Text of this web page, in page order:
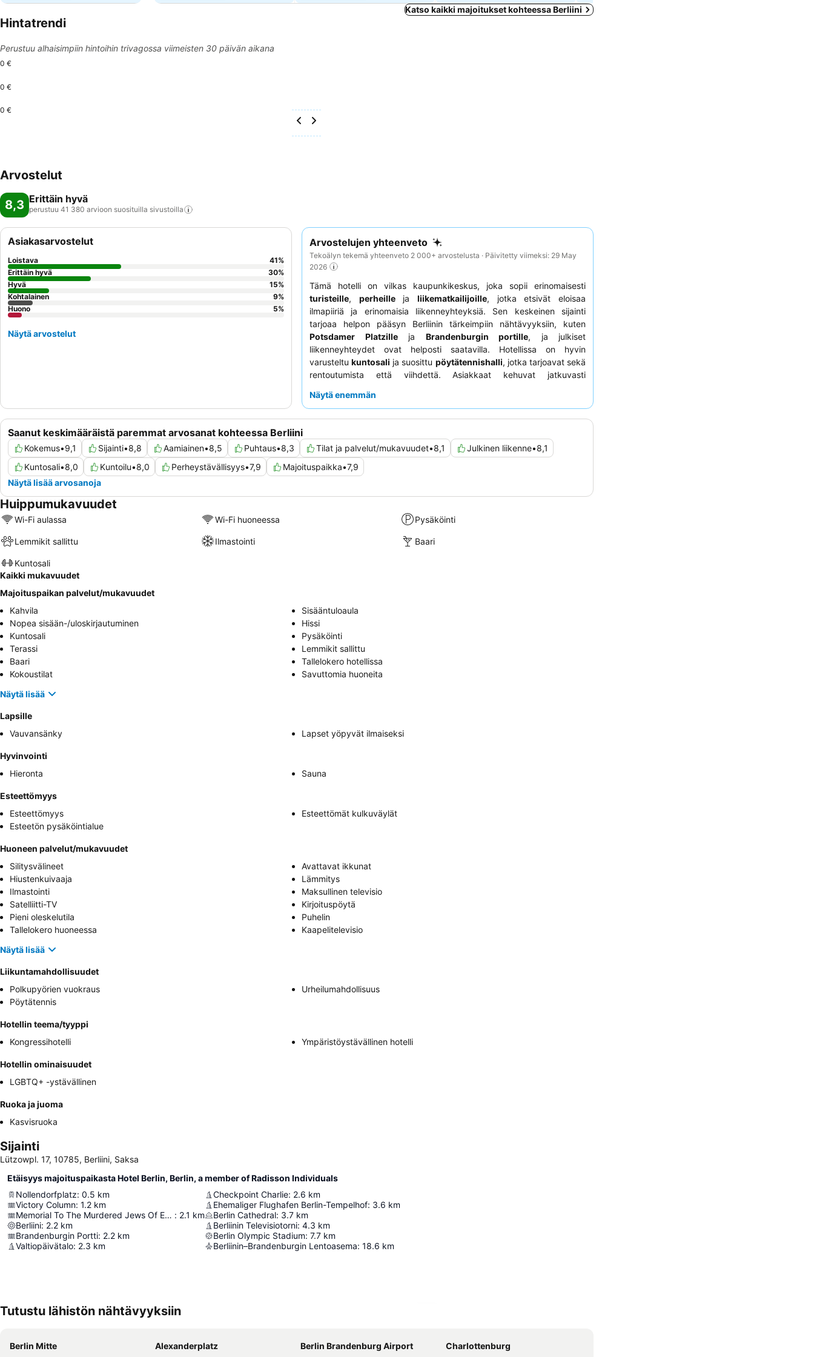
Katso kaikki majoitukset kohteessa Berliini
Hintatrendi
Perustuu alhaisimpiin hintoihin trivagossa viimeisten 30 päivän aikana
0 €
0 €
0 €
Arvostelut
8,3 Erittäin hyvä
perustuu 41 380 arvioon suosituilla sivustoilla
Arvostelujen yhteenveto
Tekoälyn tekemä yhteenveto 2 000+ arvostelusta · Päivitetty viimeksi: 29 May
2026
Tämä hotelli on vilkas kaupunkikeskus, joka sopii erinomaisesti
turisteille, perheillejaliikematkailijoille, jotka etsivät eloisaa
ilmapiiriä ja erinomaisia liikenneyhteyksiä. Sen keskeinen sijainti
tarjoaa helpon pääsyn Berliinin tärkeimpiin nähtävyyksiin, kuten
Potsdamer Platzilleja Brandenburgin portille, ja julkiset
liikenneyhteydet ovat helposti saatavilla. Hotellissa on hyvin
varusteltukuntosali ja suosittu pöytätennishalli, jotka tarjoavat sekä
rentoutumista että viihdettä. Asiakkaat kehuvat jatkuvasti
vaihtoehtoja, kuten paikallisia suosikkeja kuten currywurstia, sekä
puolelta.
Näytä enemmän
Saanut keskimääräistä paremmat arvosanat kohteessa Berliini
Kokemus•9,1 Sijainti•8,8 Aamiainen•8,5 Puhtaus•8,3 Tilat ja palvelut/mukavuudet•8,1 Julkinen liikenne•8,1
Kuntosali•8,0 Kuntoilu•8,0 Perheystävällisyys•7,9 Majoituspaikka•7,9
Näytä lisää arvosanoja
Asiakasarvostelut
Loistava 41%
Erittäin hyvä
30%
Hyvä
15%
Kohtalainen
9%
Huono
5%
Näytä arvostelut
Huippumukavuudet
Wi-Fi aulassa Wi-Fi huoneessa Pysäköinti
Lemmikit sallittu Ilmastointi Baari
Kuntosali
Kaikki mukavuudet
Majoituspaikan palvelut/mukavuudet
Kahvila
Sisääntuloaula
Nopea sisään-/uloskirjautuminen
Hissi
Kuntosali
Pysäköinti
Terassi
Lemmikit sallittu
Baari
Tallelokero hotellissa
Kokoustilat
Savuttomia huoneita
Näytä lisää
Lapsille
Vauvansänky
Lapset yöpyvät ilmaiseksi
Hyvinvointi
Hieronta
Sauna
Esteettömyys
Esteettömyys
Esteettömät kulkuväylät
Esteetön pysäköintialue
Huoneen palvelut/mukavuudet
Silitysvälineet
Avattavat ikkunat
Hiustenkuivaaja
Lämmitys
Ilmastointi
Maksullinen televisio
Satelliitti-TV
Kirjoituspöytä
Pieni oleskelutila
Puhelin
Tallelokero huoneessa
Kaapelitelevisio
Näytä lisää
Liikuntamahdollisuudet
Polkupyörien vuokraus
Urheilumahdollisuus
Pöytätennis
Hotellin teema/tyyppi
Kongressihotelli
Ympäristöystävällinen hotelli
Hotellin ominaisuudet
LGBTQ+ -ystävällinen
Ruoka ja juoma
Kasvisruoka
Sijainti
Lützowpl. 17, 10785, Berliini, Saksa
Etäisyys majoituspaikasta Hotel Berlin, Berlin, a member of Radisson Individuals
Nollendorfplatz: 0.5 km
Victory Column: 1.2 km
Memorial To The Murdered Jews Of Europe : 2.1 km
Berliini: 2.2 km
Brandenburgin Portti: 2.2 km
Valtiopäivätalo: 2.3 km
Checkpoint Charlie: 2.6 km
Ehemaliger Flughafen Berlin-Tempelhof: 3.6 km
Berlin Cathedral: 3.7 km
Berliinin Televisiotorni: 4.3 km
Berlin Olympic Stadium: 7.7 km
Berliinin–Brandenburgin Lentoasema: 18.6 km
Tutustu lähistön nähtävyyksiin
Berlin Mitte Alexanderplatz Berlin Brandenburg Airport Charlottenburg